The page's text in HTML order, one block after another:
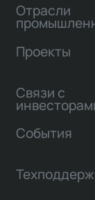
Отрасли
Проекты
Связи с
События